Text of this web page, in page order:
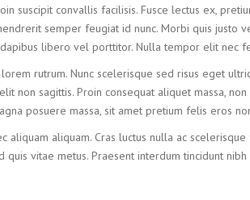
suscipit convallis facilisis. Fusce lectus ex,
semper feugiat id nunc. Morbi quis justo
libero vel porttitor. Nulla tempor elit nec
rutrum. Nunc scelerisque sed risus eget
non sagittis. Proin consequat aliquet massa, non
posuere massa, sit amet pretium felis eros
aliquam aliquam. Cras luctus nulla ac
vitae metus. Praesent interdum tincidunt